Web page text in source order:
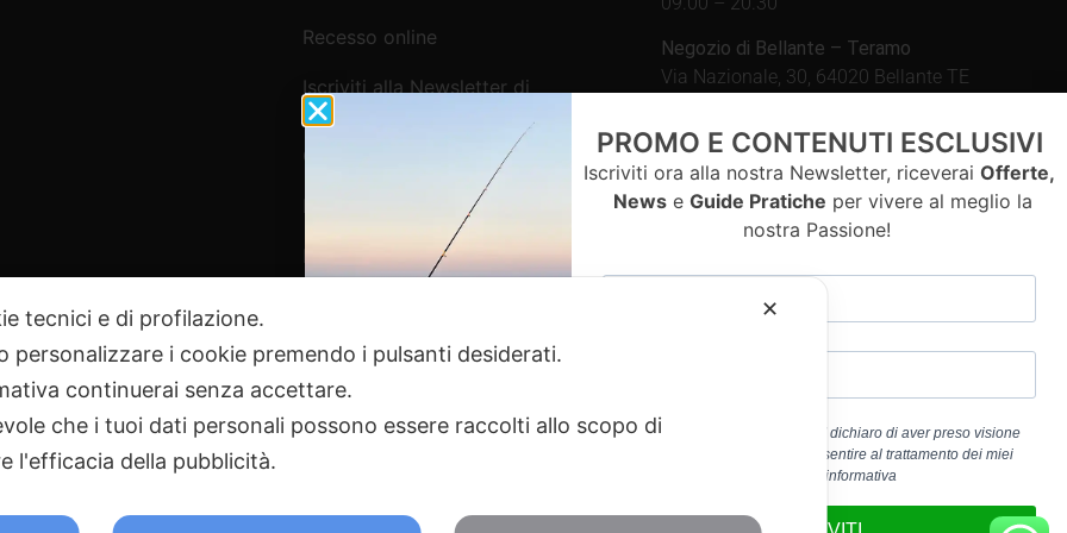
Recesso online
Iscriviti alla Newsletter di
Webpesca
Cookie Policy e Consensi
Informativa e-commerce
Informativa newsletter e contatti
Negozio di Bellante – Teramo
Via Nazionale, 30, 64020 Bellante TE
09.00 – 13.00 / 15.30 – 19.30
Pagamenti Sicuri
Webpesca è un brand Intent di Federico Andrenacci P.Iva 01917920678
✕
tecnici e di profilazione.
personalizzare i cookie premendo i pulsanti desiderati.
continuerai senza accettare.
che i tuoi dati personali possono essere raccolti allo scopo di
l'efficacia della pubblicità.
PROMO E CONTENUTI ESCLUSIVI
Iscriviti ora alla nostra Newsletter, riceverai Offerte,
Newse Guide Pratiche per vivere al meglio la
nostra Passione!
Cliccando sul pulsante “ISCRIVITI” dichiaro di aver preso visione
e di acconsentire al trattamento dei miei
dati personali per la finalità b) dell’informativa